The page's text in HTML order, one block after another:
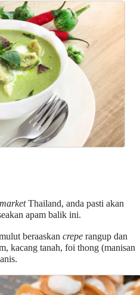
Thailand, anda pasti akan
apam balik ini.
beraaskan crepe rangup dan
kacang tanah, foi thong (manisan